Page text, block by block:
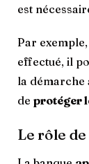
est
Par
effectué, il
la démarche
de protéger
Le rôle